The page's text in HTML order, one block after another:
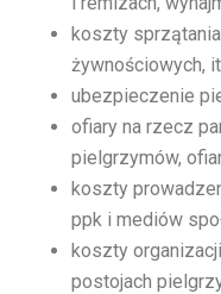
koszty
żywnościowych,
ubezpieczenie
ofiary na rzecz
pielgrzymów,
koszty
ppk i mediów
koszty
postojach